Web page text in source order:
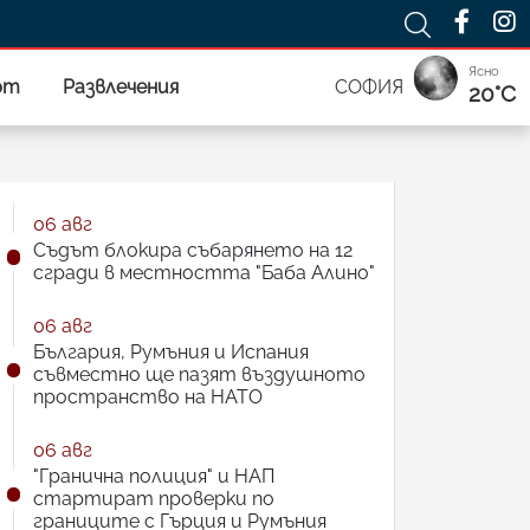
Развлечения СОФИЯ
Ясно
20°C
06 авг
Съдът блокира събарянето на 12
сгради в местността "Баба Алино"
06 авг
България, Румъния и Испания
съвместно ще пазят въздушното
пространство на НАТО
06 авг
"Гранична полиция" и НАП
стартират проверки по
границите с Гърция и Румъния